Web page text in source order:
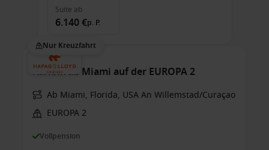
Suite ab
6.140 €p. P.
Nur Kreuzfahrt
Karibik ab Miami auf der EUROPA 2
Ab Miami, Florida, USA An Willemstad/Curaçao
EUROPA 2
Vollpension